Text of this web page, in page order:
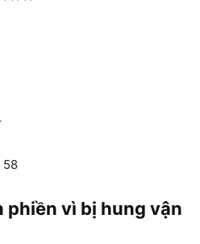
58
phiền vì bị hung vận